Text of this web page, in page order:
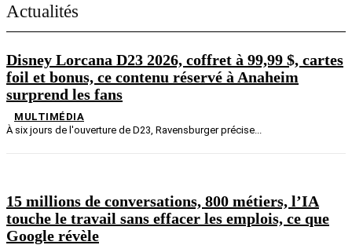
Actualités
Disney Lorcana D23 2026, coffret à 99,99 $, cartes
foil et bonus, ce contenu réservé à Anaheim
surprend les fans
MULTIMÉDIA
À six jours de l'ouverture de D23, Ravensburger précise...
15 millions de conversations, 800 métiers, l’IA
touche le travail sans effacer les emplois, ce que
Google révèle